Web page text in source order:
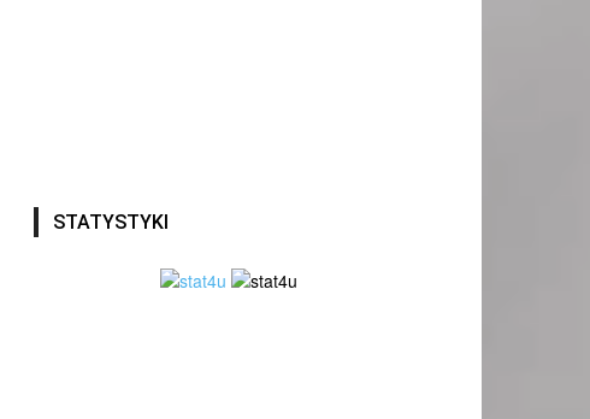
STATYSTYKI